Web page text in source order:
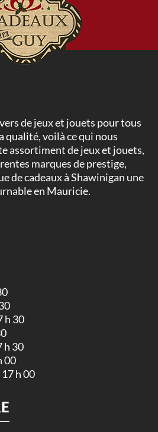
de jeux et jouets pour tous
qualité, voilà ce qui nous
assortiment de jeux et jouets,
marques de prestige,
de cadeaux à Shawinigan une
en Mauricie.
h 30
h 30
00
h 00